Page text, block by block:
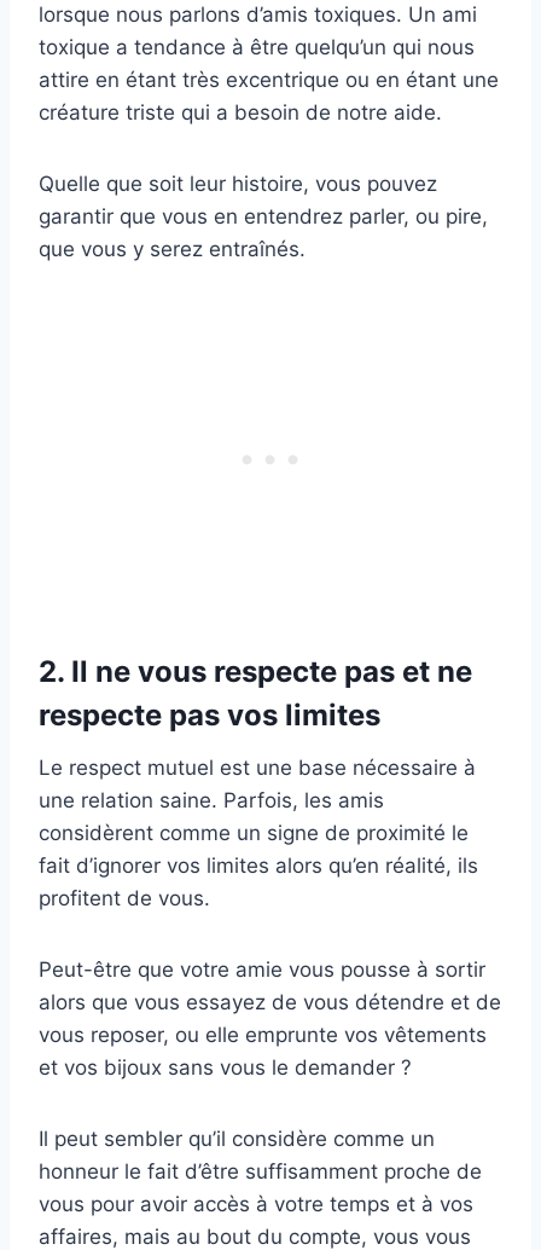
lorsque nous parlons d’amis toxiques. Un ami
toxique a tendance à être quelqu’un qui nous
attire en étant très excentrique ou en étant une
créature triste qui a besoin de notre aide.
Quelle que soit leur histoire, vous pouvez
garantir que vous en entendrez parler, ou pire,
que vous y serez entraînés.
2. Il ne vous respecte pas et ne
respecte pas vos limites
Le respect mutuel est une base nécessaire à
une relation saine. Parfois, les amis
considèrent comme un signe de proximité le
fait d’ignorer vos limites alors qu’en réalité, ils
profitent de vous.
Peut-être que votre amie vous pousse à sortir
alors que vous essayez de vous détendre et de
vous reposer, ou elle emprunte vos vêtements
et vos bijoux sans vous le demander ?
Il peut sembler qu’il considère comme un
honneur le fait d’être suffisamment proche de
vous pour avoir accès à votre temps et à vos
affaires, mais au bout du compte, vous vous